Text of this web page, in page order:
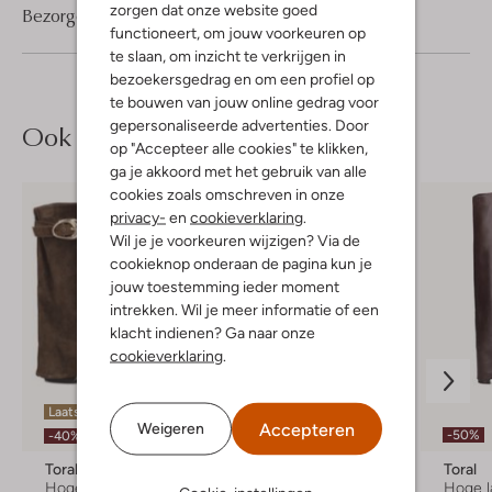
zorgen dat onze website goed
functioneert, om jouw voorkeuren op
te slaan, om inzicht te verkrijgen in
bezoekersgedrag en om een profiel op
te bouwen van jouw online gedrag voor
gepersonaliseerde advertenties. Door
op "Accepteer alle cookies" te klikken,
ga je akkoord met het gebruik van alle
cookies zoals omschreven in onze
privacy- en cookieverklaring
Wil je je voorkeuren wijzigen? Via de
cookieknop onderaan de pagina kun je
jouw toestemming ieder moment
intrekken. Wil je meer informatie of een
klacht indienen? Ga naar onze
cookieverklaring
Weigeren Accepteren
Bezorgen & retourneren
Ook iets voor jou?
Laatste item
-40%
Toral
Hoge laarzen
-40%
Hoge laarzen
-50%
Toral
Hoge